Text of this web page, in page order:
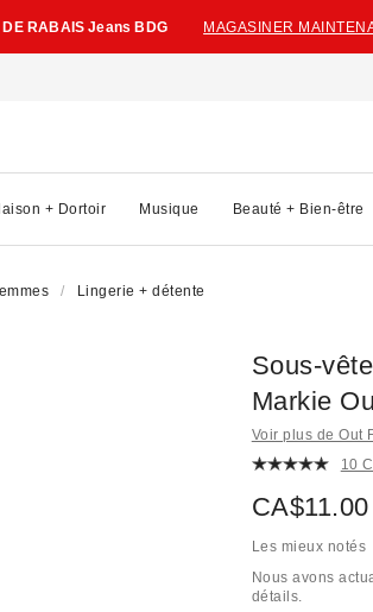
DE RABAIS Jeans BDG MAGASINER
+ Dortoir Musique Beauté + Bien-être
Lingerie + détente
Sous-
Markie
Voir plus de Out
10
CA$11.00
Les mieux notés
Nous avons
détails.